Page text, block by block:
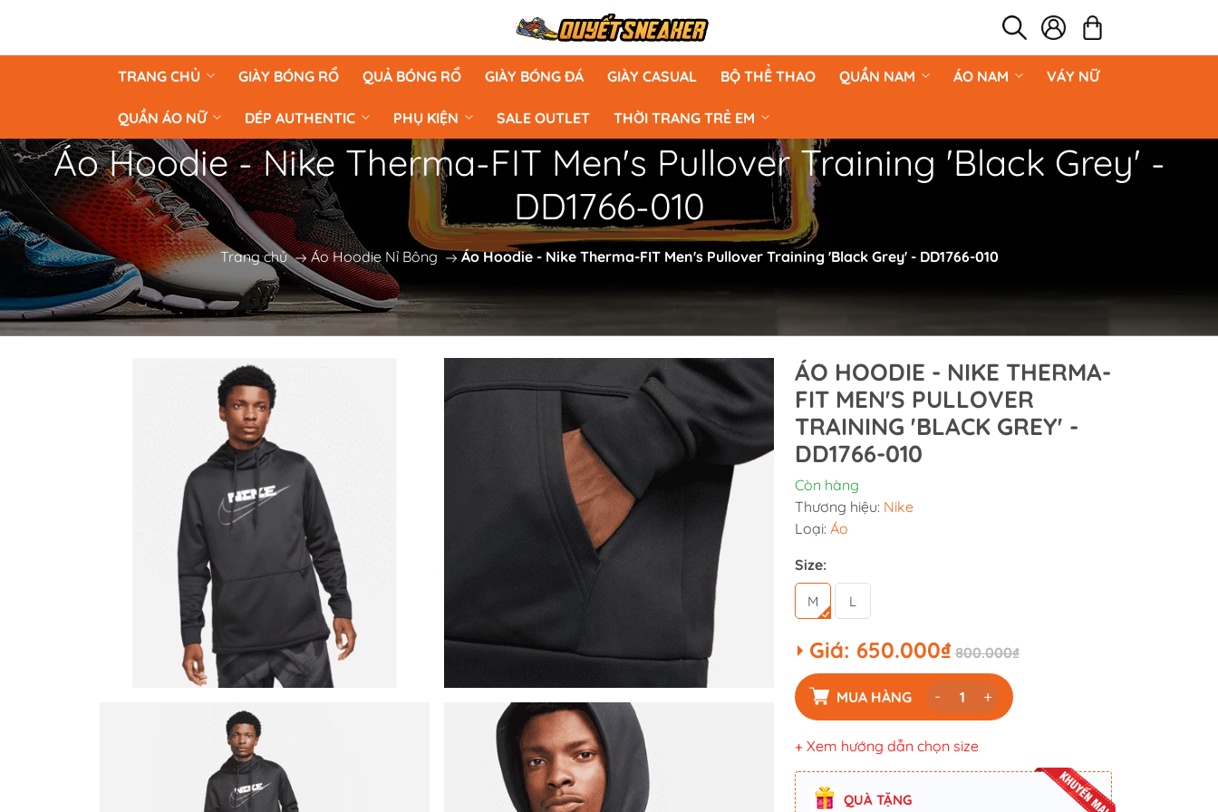
TRANG CHỦ GIÀY BÓNG RỔ QUẢ BÓNG RỔ GIÀY BÓNG ĐÁ GIÀY CASUAL BỘ THỂ THAO QUẦN NAM ÁO NAM VÁY NỮ
QUẦN ÁO NỮ DÉP AUTHENTIC PHỤ KIỆN SALE OUTLET THỜI TRANG TRẺ EM
Áo Hoodie - Nike Therma-FIT Men's Pullover Training 'Black Grey' -
DD1766-010
Trang chủ Áo Hoodie Nỉ Bông Áo Hoodie - Nike Therma-FIT Men's Pullover Training 'Black Grey' - DD1766-010
ÁO HOODIE - NIKE THERMA-
FIT MEN'S PULLOVER
TRAINING 'BLACK GREY' -
DD1766-010
Còn hàng
Thương hiệu: Nike
Loại: Áo
Size:
M L
Giá: 650.000₫ 800.000₫
MUA HÀNG - +
+ Xem hướng dẫn chọn size
QUÀ TẶNG